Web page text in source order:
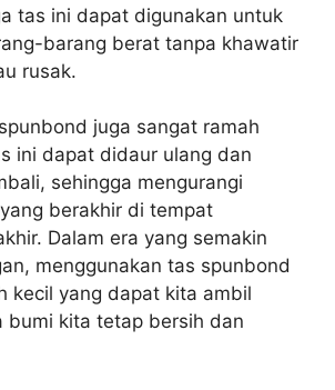
tas ini dapat digunakan untuk
barang berat tanpa khawatir
rusak.
juga sangat ramah
ini dapat didaur ulang dan
sehingga mengurangi
berakhir di tempat
Dalam era yang semakin
menggunakan tas spunbond
kecil yang dapat kita ambil
bumi kita tetap bersih dan